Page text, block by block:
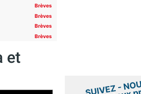
Brèves
Brèves
Brèves
Brèves
et